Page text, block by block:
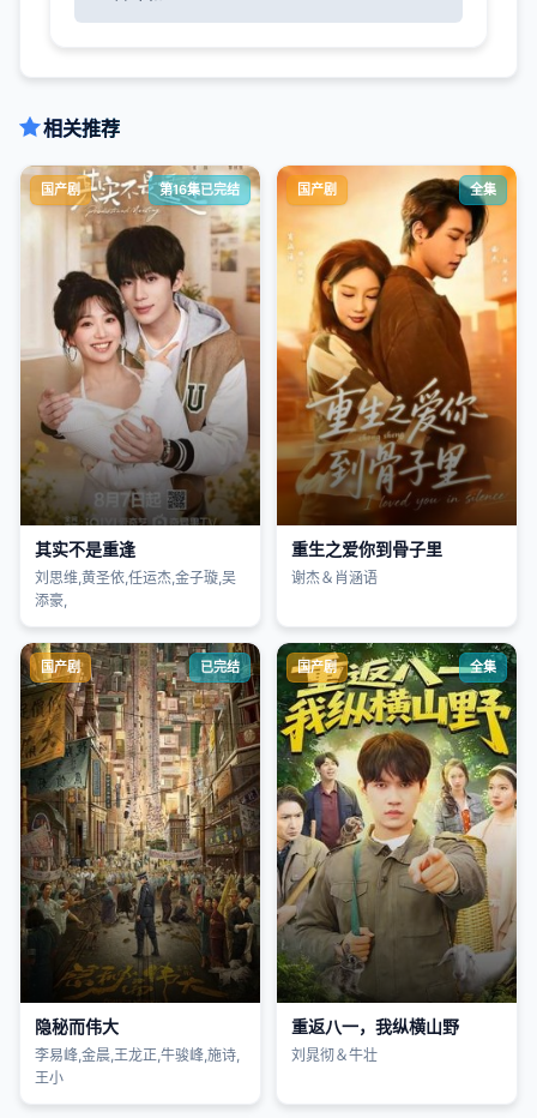
相关推荐
国产剧 第16集已完结
其实不是重逢
刘思维,黄圣依,任运杰,金子璇,吴
添豪,
国产剧 全集
重生之爱你到骨子里
谢杰＆肖涵语
国产剧 已完结
隐秘而伟大
李易峰,金晨,王龙正,牛骏峰,施诗,
王小
国产剧 全集
重返八一，我纵横山野
刘晁彻＆牛壮